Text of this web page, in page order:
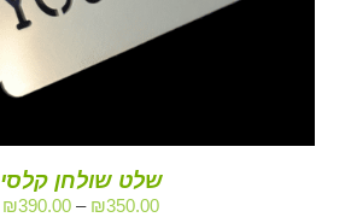
שלט שולחן קלסי
₪350.00
–
₪390.00